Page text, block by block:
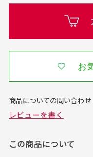
お
この商品について